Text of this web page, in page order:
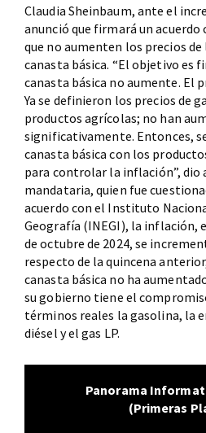
Claudia Sheinbaum, ante el
anunció que firmará un acuerdo
que no aumenten los precios
canasta básica. “El objetivo es
canasta básica no aumente. El
Ya se definieron los precios de
productos agrícolas; no han
significativamente. Entonces,
canasta básica con los
para controlar la inflación”, dio
mandataria, quien fue
acuerdo con el Instituto
Geografía (INEGI), la inflación,
de octubre de 2024, se
respecto de la quincena
canasta básica no ha
su gobierno tiene el
términos reales la gasolina, la
diésel y el gas LP.
Panorama
(Primeras